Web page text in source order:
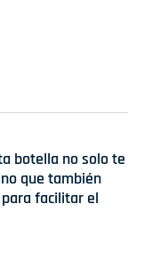
botella no solo te
que también
facilitar el